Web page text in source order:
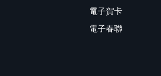
電子賀卡
電子春聯